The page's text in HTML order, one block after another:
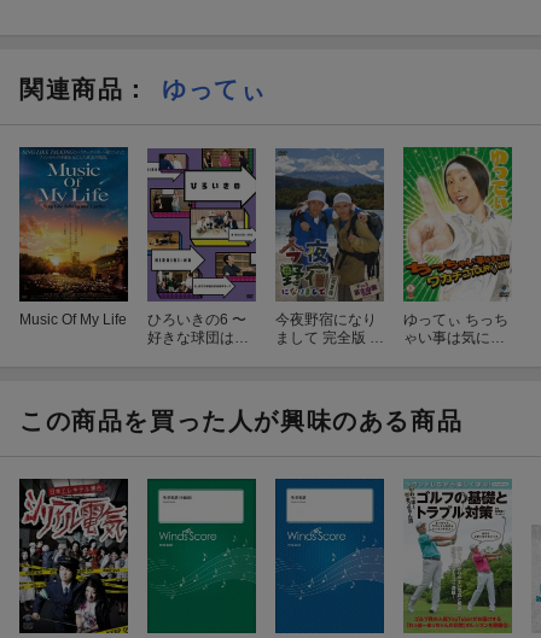
関連商品 ： ゆってぃ
Music Of My Life
ひろいきの6 〜
好きな球団は広
今夜野宿になり
まして 完全版 V
ゆってぃ ちっち
ゃい事は気にす
この商品を買った人が興味のある商品